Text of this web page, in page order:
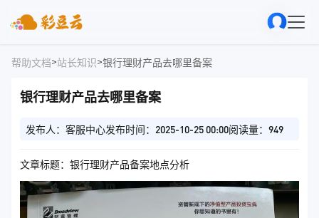
帮助文档>站长知识>银行理财产品去哪里备案
银行理财产品去哪里备案
发布人：客服中心发布时间：2025-10-25 00:00阅读量：949
文章标题：银行理财产品备案地点分析